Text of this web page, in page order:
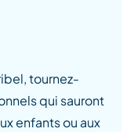
tournez-
qui sauront
enfants ou aux